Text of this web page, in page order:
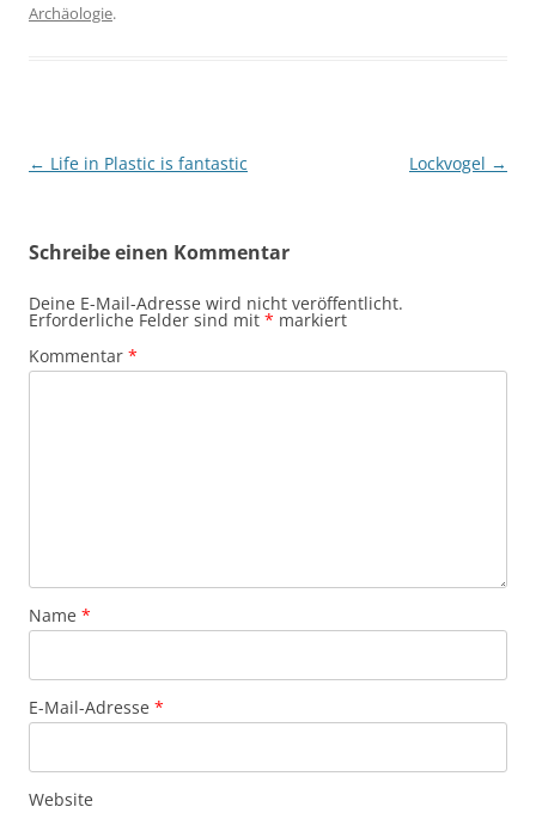
Archäologie.
Beitragsnavigation
← Life in Plastic is fantastic Lockvogel →
Schreibe einen Kommentar
Deine E-Mail-Adresse wird nicht veröffentlicht.
Erforderliche Felder sind mit * markiert
Kommentar *
Name *
E-Mail-Adresse *
Website